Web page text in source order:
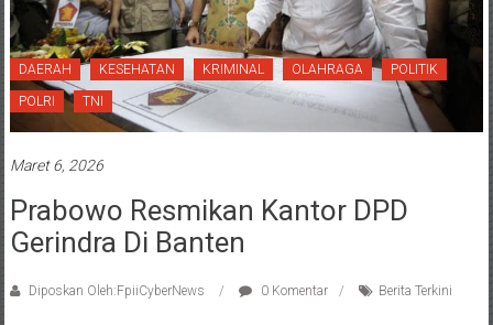
DAERAH KESEHATAN KRIMINAL OLAHRAGA POLITIK
POLRI TNI
Maret 6, 2026
Prabowo Resmikan Kantor DPD
Gerindra Di Banten
Diposkan Oleh:FpiiCyberNews 0 Komentar Berita Terkini